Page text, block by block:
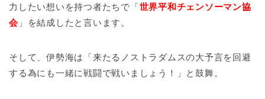
力したい想いを持つ者たちで「世界平和チェンソーマン協
会」を結成したと言います。
そして、伊勢海は「来たるノストラダムスの大予言を回避
する為にも一緒に戦闘で戦いましょう！」と鼓舞。